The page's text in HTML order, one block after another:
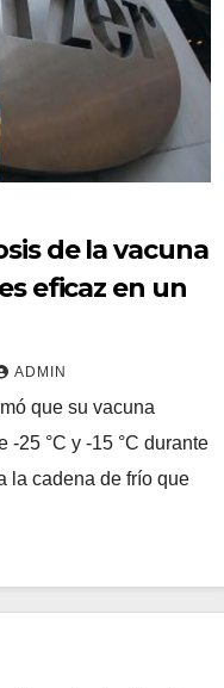
de la vacuna
eficaz en un
ADMIN
que su vacuna
-25 °C y -15 °C durante
la cadena de frío que